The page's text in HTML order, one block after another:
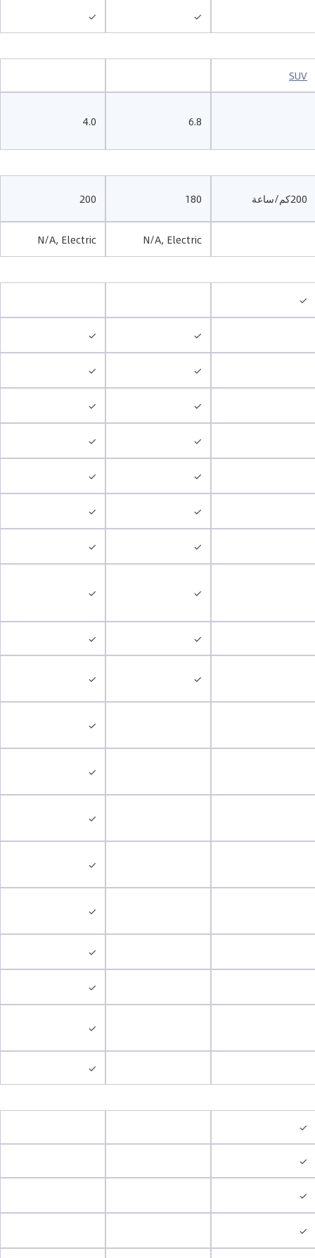
✓
✓
SUV
6.8
4.0
200كم/ساعة 180
200
N/A, Electric
N/A, Electric
✓
✓
✓
✓
✓
✓
✓
✓
✓
✓
✓
✓
✓
✓
✓
✓
✓
✓
✓
✓
✓
✓
✓
✓
✓
✓
✓
✓
✓
✓
✓
✓
✓
✓